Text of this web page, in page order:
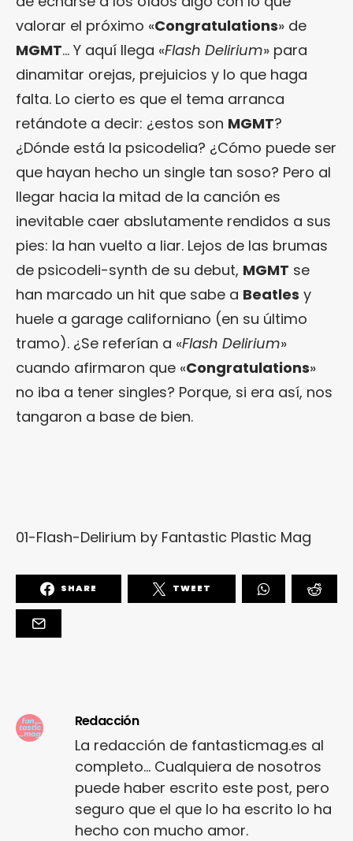
valorar el próximo «Congratulations» de
MGMT… Y aquí llega «Flash Delirium» para
dinamitar orejas, prejuicios y lo que haga
falta. Lo cierto es que el tema arranca
retándote a decir: ¿estos son MGMT?
¿Dónde está la psicodelia? ¿Cómo puede ser
que hayan hecho un single tan soso? Pero al
llegar hacia la mitad de la canción es
inevitable caer abslutamente rendidos a sus
pies: la han vuelto a liar. Lejos de las brumas
de psicodeli-synth de su debut, MGMT se
han marcado un hit que sabe a Beatles y
huele a garage californiano (en su último
tramo). ¿Se referían a «Flash Delirium»
cuando afirmaron que «Congratulations»
no iba a tener singles? Porque, si era así, nos
tangaron a base de bien.
01-Flash-Delirium by Fantastic Plastic Mag
SHARE TWEET
Redacción
La redacción de fantasticmag.es al
completo... Cualquiera de nosotros
puede haber escrito este post, pero
seguro que el que lo ha escrito lo ha
hecho con mucho amor.